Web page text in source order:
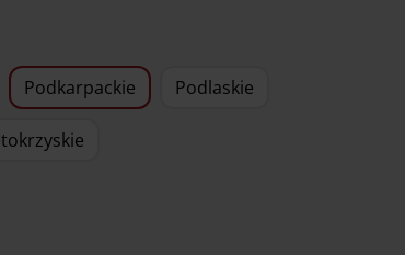
Podkarpackie Podlaskie